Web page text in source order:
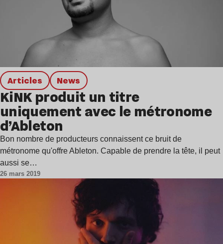
Articles news
KiNK produit un titre
uniquement avec le métronome
d’Ableton
Bon nombre de producteurs connaissent ce bruit de
métronome qu'offre Ableton. Capable de prendre la tête, il peut
aussi se…
26 mars 2019